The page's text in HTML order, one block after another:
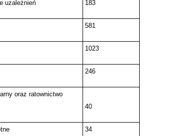
uzależnień 183
581
1023
246
oraz ratownictwo
40
34